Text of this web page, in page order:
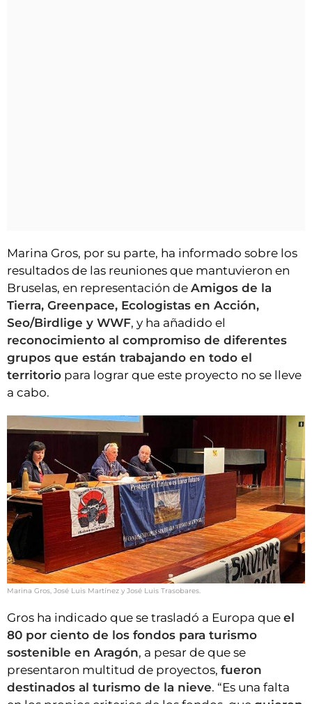
Marina Gros, por su parte, ha informado sobre los
resultados de las reuniones que mantuvieron en
Bruselas, en representación de Amigos de la
Tierra, Greenpace, Ecologistas en Acción,
Seo/Birdlige y WWF, y ha añadido el
reconocimiento al compromiso de diferentes
grupos que están trabajando en todo el
territorio para lograr que este proyecto no se lleve
a cabo.
Marina Gros, José Luis Martínez y José Luis Trasobares.
Gros ha indicado que se trasladó a Europa que el
80 por ciento de los fondos para turismo
sostenible en Aragón, a pesar de que se
presentaron multitud de proyectos, fueron
destinados al turismo de la nieve. “Es una falta